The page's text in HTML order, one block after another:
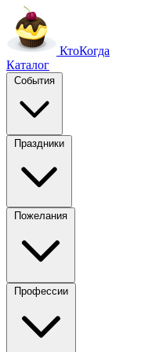
КтоКогда
Каталог
События
Праздники
Пожелания
Профессии